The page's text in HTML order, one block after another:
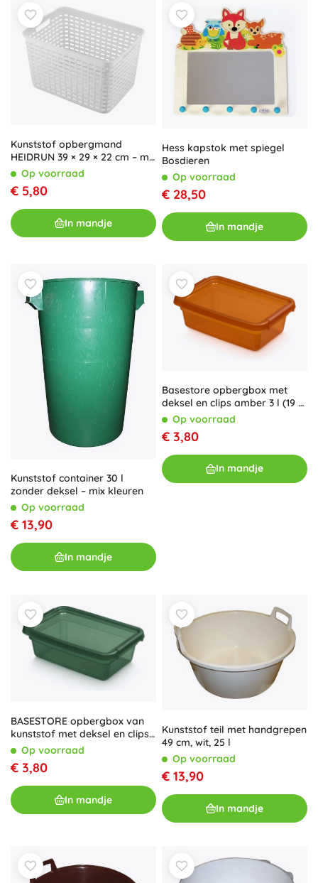
Kunststof opbergmand
HEIDRUN 39 × 29 × 22 cm – mix
van kleuren
Op voorraad
€ 5,80
In mandje
Hess kapstok met spiegel
Bosdieren
Op voorraad
€ 28,50
In mandje
Kunststof container 30 l
zonder deksel – mix kleuren
Op voorraad
€ 13,90
In mandje
Basestore opbergbox met
deksel en clips amber 3 l (19 ×
28 × 9 cm)
Op voorraad
€ 3,80
In mandje
BASESTORE opbergbox van
kunststof met deksel en clips
3 l pine
Op voorraad
€ 3,80
In mandje
Kunststof teil met handgrepen
49 cm, wit, 25 l
Op voorraad
€ 13,90
In mandje